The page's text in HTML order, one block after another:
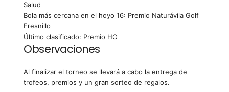
Salud
Bola más cercana en el hoyo 16: Premio Naturávila Golf
Fresnillo
Último clasificado: Premio HO
Observaciones
Al finalizar el torneo se llevará a cabo la entrega de
trofeos, premios y un gran sorteo de regalos.